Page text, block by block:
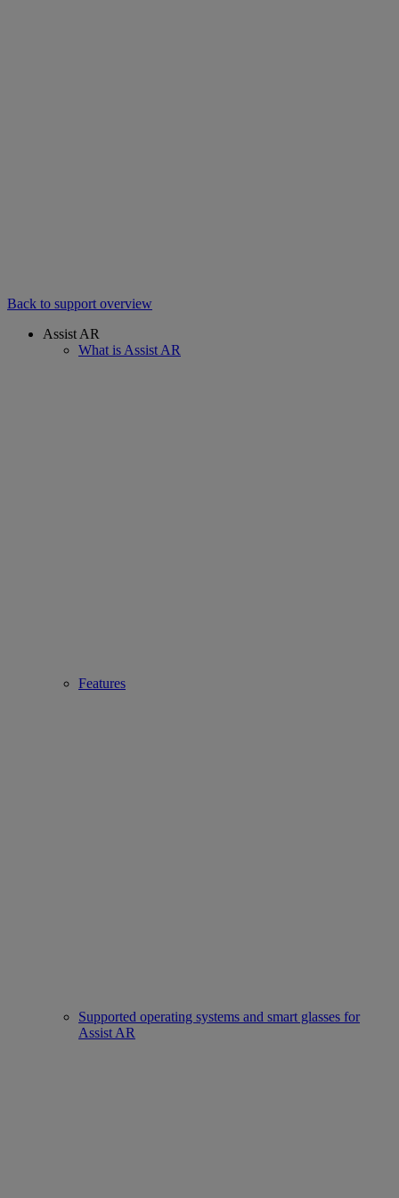
Back to support overview
Assist AR
What is Assist AR
Features
Supported operating systems and smart glasses for
Assist AR